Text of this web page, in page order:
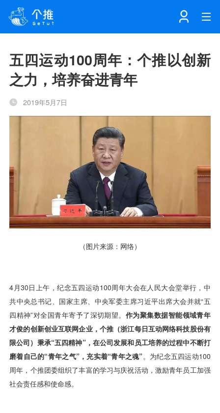
产品
个知·智能工作站
个知·智能运营AIBI
消息推送
AI应用工坊
海外推送
一键认证
营销数盘
解决方案
个知·智能工作站
互联网增长
城市治理
大数据精准宣防
银行数字化
智能风控
文档中心
我的开发者中心
数据工坊
个推学堂
公司简介
新闻动态
加入我们
注册
五四运动100周年：个推以创新
之力，培养奋进青年
2019年5月7日